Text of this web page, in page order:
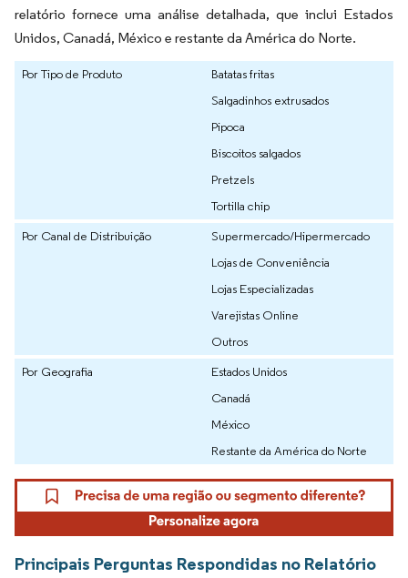
relatório fornece uma análise detalhada, que inclui Estados
Unidos, Canadá, México e restante da América do Norte.
Por Tipo de Produto
Batatas fritas
Salgadinhos extrusados
Pipoca
Biscoitos salgados
Pretzels
Tortilla chip
Por Canal de Distribuição
Supermercado/Hipermercado
Lojas de Conveniência
Lojas Especializadas
Varejistas Online
Outros
Por Geografia
Estados Unidos
Canadá
México
Restante da América do Norte
Principais Perguntas Respondidas no Relatório